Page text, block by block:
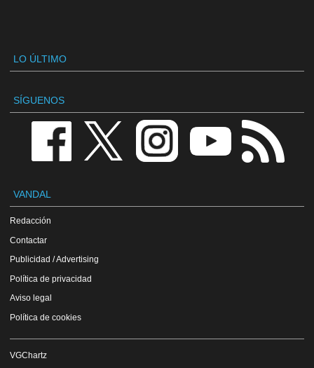
LO ÚLTIMO
SÍGUENOS
VANDAL
Redacción
Contactar
Publicidad / Advertising
Política de privacidad
Aviso legal
Política de cookies
VGChartz